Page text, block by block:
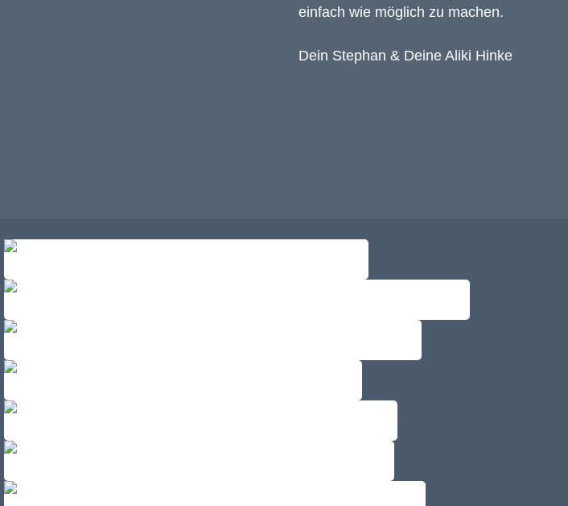
einfach wie möglich zu machen.
Dein Stephan & Deine Aliki Hinke